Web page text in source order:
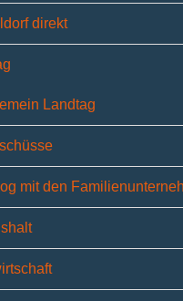
direkt
Landtag
mit den